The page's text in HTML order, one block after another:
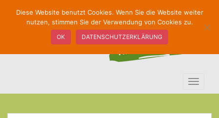
i
Diese Website benutzt Cookies. Wenn Sie die Website weiter
nutzen, stimmen Sie der Verwendung von Cookies zu.
OK DATENSCHUTZERKLÄRUNG